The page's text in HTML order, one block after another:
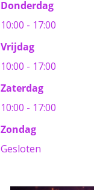
Donderdag
10:00 - 17:00
Vrijdag
10:00 - 17:00
Zaterdag
10:00 - 17:00
Zondag
Gesloten